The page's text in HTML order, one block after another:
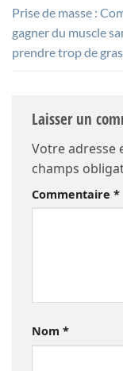
Prise de masse :
gagner du muscle
prendre trop de gras
Laisser un
Votre adresse
champs
Commentaire *
Nom *